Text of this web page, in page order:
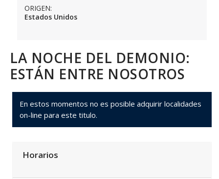
ORIGEN:
Estados Unidos
LA NOCHE DEL DEMONIO:
ESTÁN ENTRE NOSOTROS
En estos momentos no es posible adquirir localidades
on-line para este titulo.
Horarios